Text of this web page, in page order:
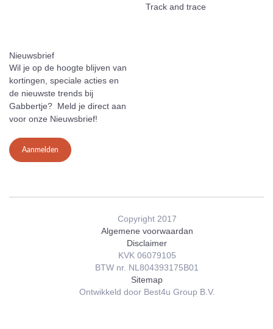
Track and trace
Nieuwsbrief
Wil je op de hoogte blijven van
kortingen, speciale acties en
de nieuwste trends bij
Gabbertje? Meld je direct aan
voor onze Nieuwsbrief!
Aanmelden
Copyright 2017
Algemene voorwaardan
Disclaimer
KVK 06079105
BTW nr. NL804393175B01
Sitemap
Ontwikkeld door Best4u Group B.V.